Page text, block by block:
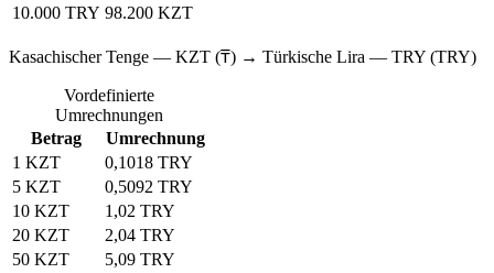
10.000 TRY 98.200 KZT
Kasachischer Tenge — KZT (₸) → Türkische Lira — TRY (TRY)
Vordefinierte
Umrechnungen
Betrag
Umrechnung
1 KZT
0,1018 TRY
5 KZT
0,5092 TRY
10 KZT
1,02 TRY
20 KZT
2,04 TRY
50 KZT
5,09 TRY